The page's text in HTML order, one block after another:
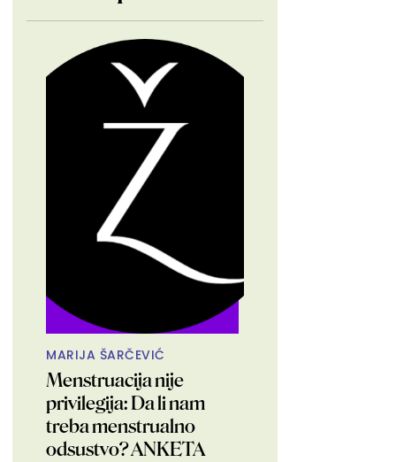
MARIJA ŠARČEVIĆ
Menstruacija nije
privilegija: Da li nam
treba menstrualno
odsustvo? ANKETA